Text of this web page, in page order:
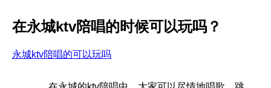
在永城ktv陪唱的时候可以玩吗？
永城ktv陪唱的可以玩吗